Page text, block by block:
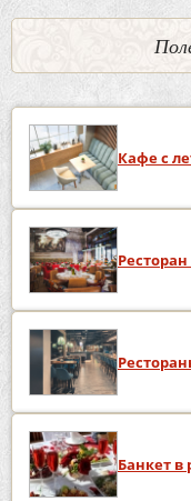
Кафе с
Банкет в